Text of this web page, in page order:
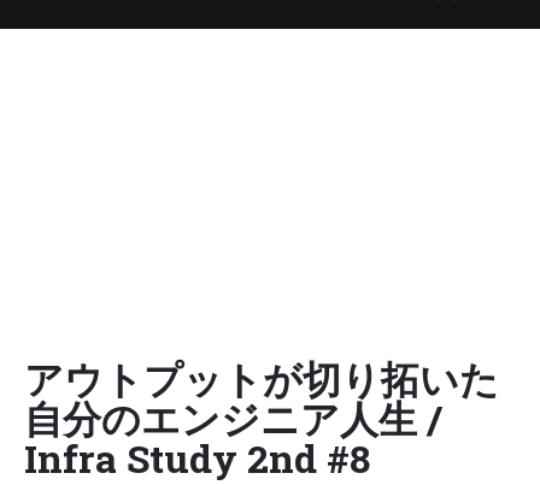
アウトプットが切り拓いた
自分のエンジニア人生 /
Infra Study 2nd #8